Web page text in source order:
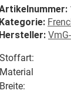
Kategorie:
Hersteller:
Stoffart:
Material
Breite: